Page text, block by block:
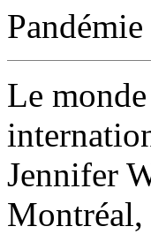
Le
Jennifer